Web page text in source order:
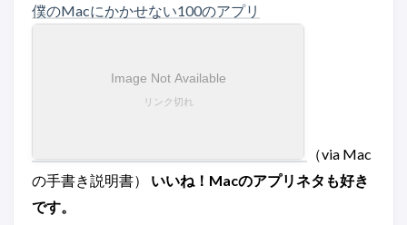
僕のMacにかかせない100のアプリ
（via Mac
の手書き説明書） いいね！Macのアプリネタも好き
です。